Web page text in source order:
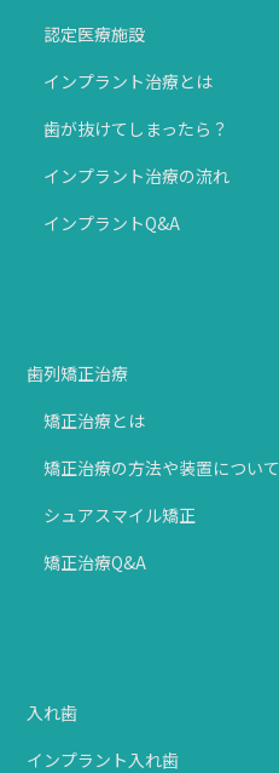
認定医療施設
インプラント治療とは
歯が抜けてしまったら？
インプラント治療の流れ
インプラントQ&A
歯列矯正治療
矯正治療とは
矯正治療の方法や装置について
シュアスマイル矯正
矯正治療Q&A
入れ歯
インプラント入れ歯